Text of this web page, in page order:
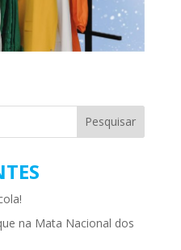
na Mata Nacional dos